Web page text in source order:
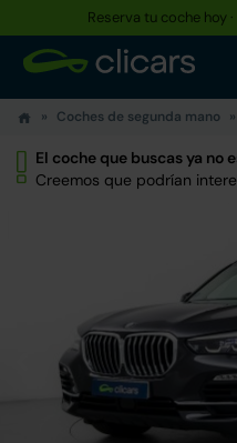
Reserva tu coche hoy
Coches de segunda mano
El coche que buscas ya no
Creemos que podrían